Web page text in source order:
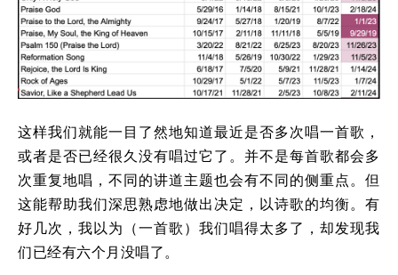
这样我们就能一目了然地知道最近是否多次唱一首歌，
或者是否已经很久没有唱过它了。并不是每首歌都会多
次重复地唱，不同的讲道主题也会有不同的侧重点。但
这能帮助我们深思熟虑地做出决定，以诗歌的均衡。有
好几次，我以为（一首歌）我们唱得太多了，却发现我
们已经有六个月没唱了。